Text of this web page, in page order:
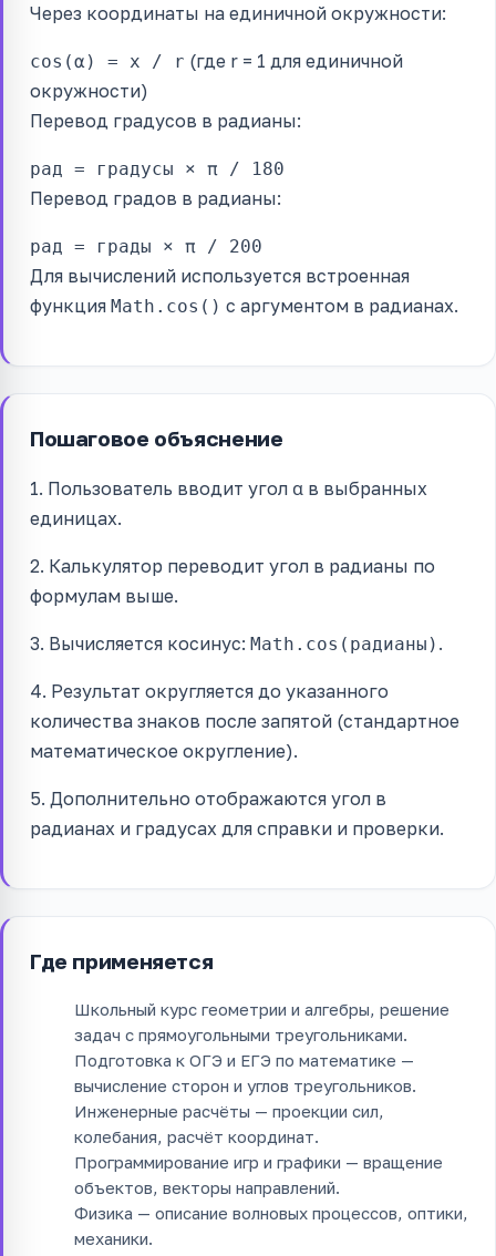
Через координаты на единичной окружности:
cos(α) = x / r (где r = 1 для единичной
окружности)
Перевод градусов в радианы:
рад = градусы × π / 180
Перевод градов в радианы:
рад = грады × π / 200
Для вычислений используется встроенная
функция Math.cos() с аргументом в радианах.
Пошаговое объяснение
1. Пользователь вводит угол α в выбранных
единицах.
2. Калькулятор переводит угол в радианы по
формулам выше.
3. Вычисляется косинус: Math.cos(радианы) .
4. Результат округляется до указанного
количества знаков после запятой (стандартное
математическое округление).
5. Дополнительно отображаются угол в
радианах и градусах для справки и проверки.
Где применяется
Школьный курс геометрии и алгебры, решение
задач с прямоугольными треугольниками.
Подготовка к ОГЭ и ЕГЭ по математике —
вычисление сторон и углов треугольников.
Инженерные расчёты — проекции сил,
колебания, расчёт координат.
Программирование игр и графики — вращение
объектов, векторы направлений.
Физика — описание волновых процессов, оптики,
механики.